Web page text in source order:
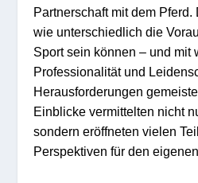
Partnerschaft mit dem
wie unterschiedlich die
Sport sein können – und mit
Professionalität und
Herausforderungen
Einblicke vermittelten nicht
sondern eröffneten vielen
Perspektiven für den